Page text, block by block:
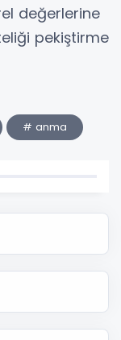
değerlerine
pekiştirme
# anma